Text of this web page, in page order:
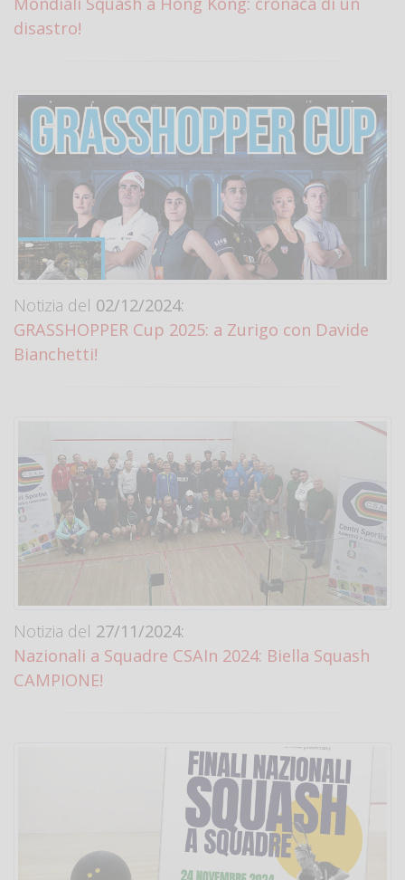
disastro!
Notizia del 02/12/2024:
GRASSHOPPER Cup 2025: a Zurigo con Davide
Bianchetti!
Notizia del 27/11/2024:
Nazionali a Squadre CSAIn 2024: Biella Squash
CAMPIONE!